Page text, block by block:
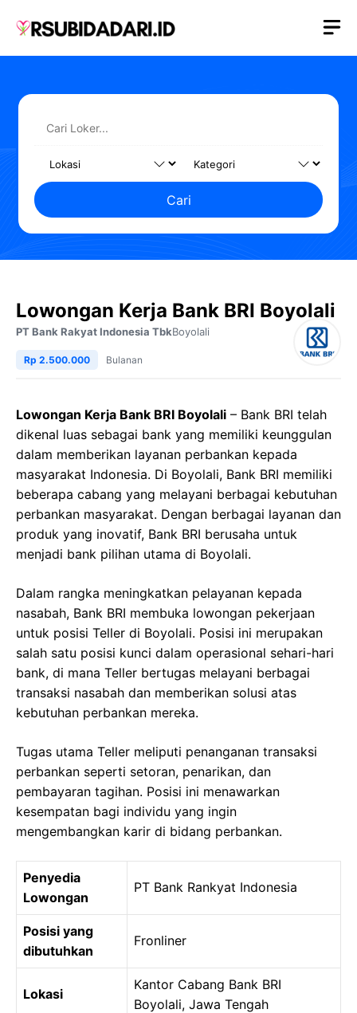
Cari
Lowongan Kerja Bank BRI Boyolali
PT Bank Rakyat Indonesia TbkBoyolali
Rp 2.500.000 Bulanan
Lowongan Kerja Bank BRI Boyolali – Bank BRI telah
dikenal luas sebagai bank yang memiliki keunggulan
dalam memberikan layanan perbankan kepada
masyarakat Indonesia. Di Boyolali, Bank BRI memiliki
beberapa cabang yang melayani berbagai kebutuhan
perbankan masyarakat. Dengan berbagai layanan dan
produk yang inovatif, Bank BRI berusaha untuk
menjadi bank pilihan utama di Boyolali.
Dalam rangka meningkatkan pelayanan kepada
nasabah, Bank BRI membuka lowongan pekerjaan
untuk posisi Teller di Boyolali. Posisi ini merupakan
salah satu posisi kunci dalam operasional sehari-hari
bank, di mana Teller bertugas melayani berbagai
transaksi nasabah dan memberikan solusi atas
kebutuhan perbankan mereka.
Tugas utama Teller meliputi penanganan transaksi
perbankan seperti setoran, penarikan, dan
pembayaran tagihan. Posisi ini menawarkan
kesempatan bagi individu yang ingin
mengembangkan karir di bidang perbankan.
Penyedia
Lowongan
PT Bank Rankyat Indonesia
Posisi yang
dibutuhkan
Fronliner
Lokasi
Kantor Cabang Bank BRI
Boyolali, Jawa Tengah